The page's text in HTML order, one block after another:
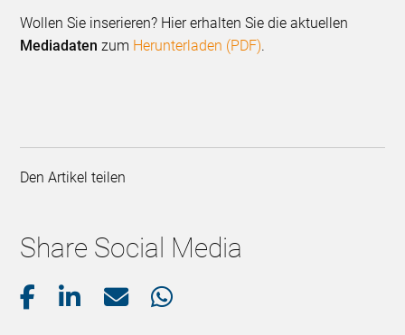
Wollen Sie inserieren? Hier erhalten Sie die aktuellen
Mediadaten zum Herunterladen (PDF).
Den Artikel teilen
Share Social Media